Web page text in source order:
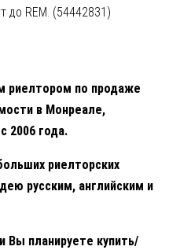
до REM. (54442831)
риелтором по продаже
в Монреале,
2006 года.
риелторских
русским, английским и
Вы планируете купить/